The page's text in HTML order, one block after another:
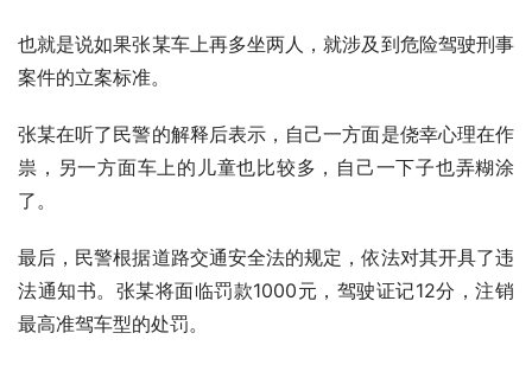
也就是说如果张某车上再多坐两人，就涉及到危险驾驶刑事
案件的立案标准。
张某在听了民警的解释后表示，自己一方面是侥幸心理在作
祟，另一方面车上的儿童也比较多，自己一下子也弄糊涂
了。
最后，民警根据道路交通安全法的规定，依法对其开具了违
法通知书。张某将面临罚款1000元，驾驶证记12分，注销
最高准驾车型的处罚。